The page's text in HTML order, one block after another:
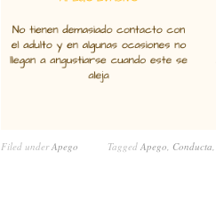
Filed underApego Tagged Apego, Conducta,